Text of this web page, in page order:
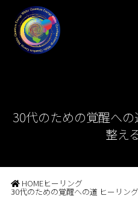
30代のための覚醒へ
整え
HOMEヒーリング
30代のための覚醒への道 ヒーリン